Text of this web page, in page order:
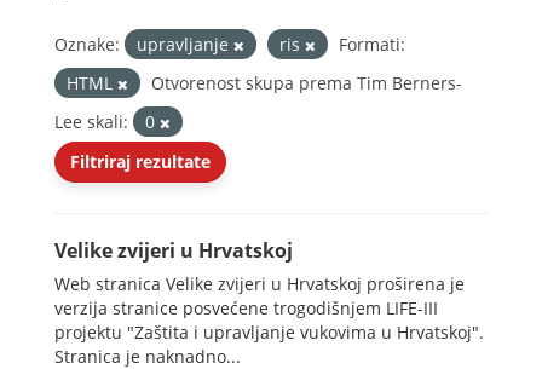
Oznake: upravljanje ris
Formati:
HTML
Otvorenost skupa prema Tim Berners-
Lee skali:
0
Filtriraj rezultate
Velike zvijeri u Hrvatskoj
Web stranica Velike zvijeri u Hrvatskoj proširena je
verzija stranice posvećene trogodišnjem LIFE-III
projektu "Zaštita i upravljanje vukovima u Hrvatskoj".
Stranica je naknadno...